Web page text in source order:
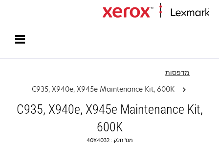
מדפסות
C935, X940e, X945e Maintenance Kit, 600K
C935, X940e, X945e Maintenance Kit,
600K
מס' חלק.: 40X4032